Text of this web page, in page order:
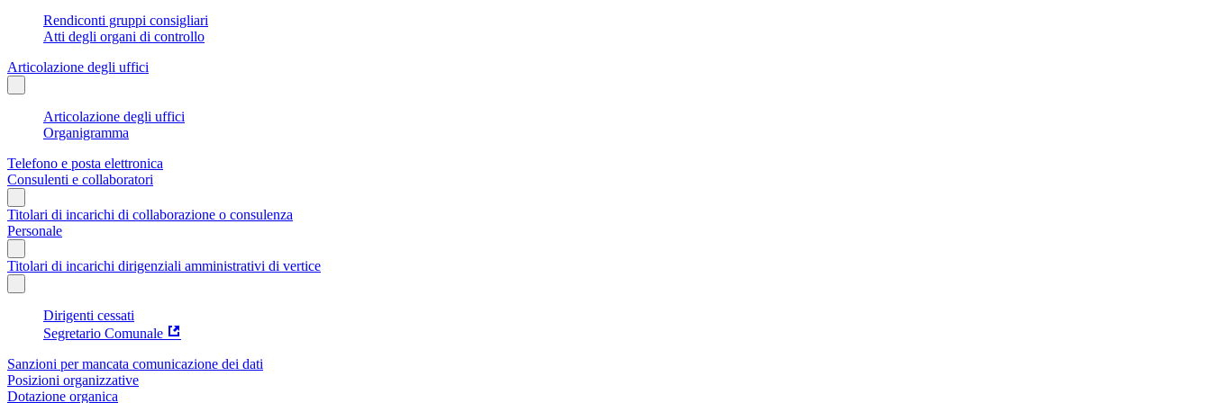
Rendiconti gruppi consigliari
Atti degli organi di controllo
Articolazione degli uffici
Articolazione degli uffici
Organigramma
Telefono e posta elettronica
Consulenti e collaboratori
Titolari di incarichi di collaborazione o consulenza
Personale
Titolari di incarichi dirigenziali amministrativi di vertice
Dirigenti cessati
Segretario Comunale
Sanzioni per mancata comunicazione dei dati
Posizioni organizzative
Dotazione organica